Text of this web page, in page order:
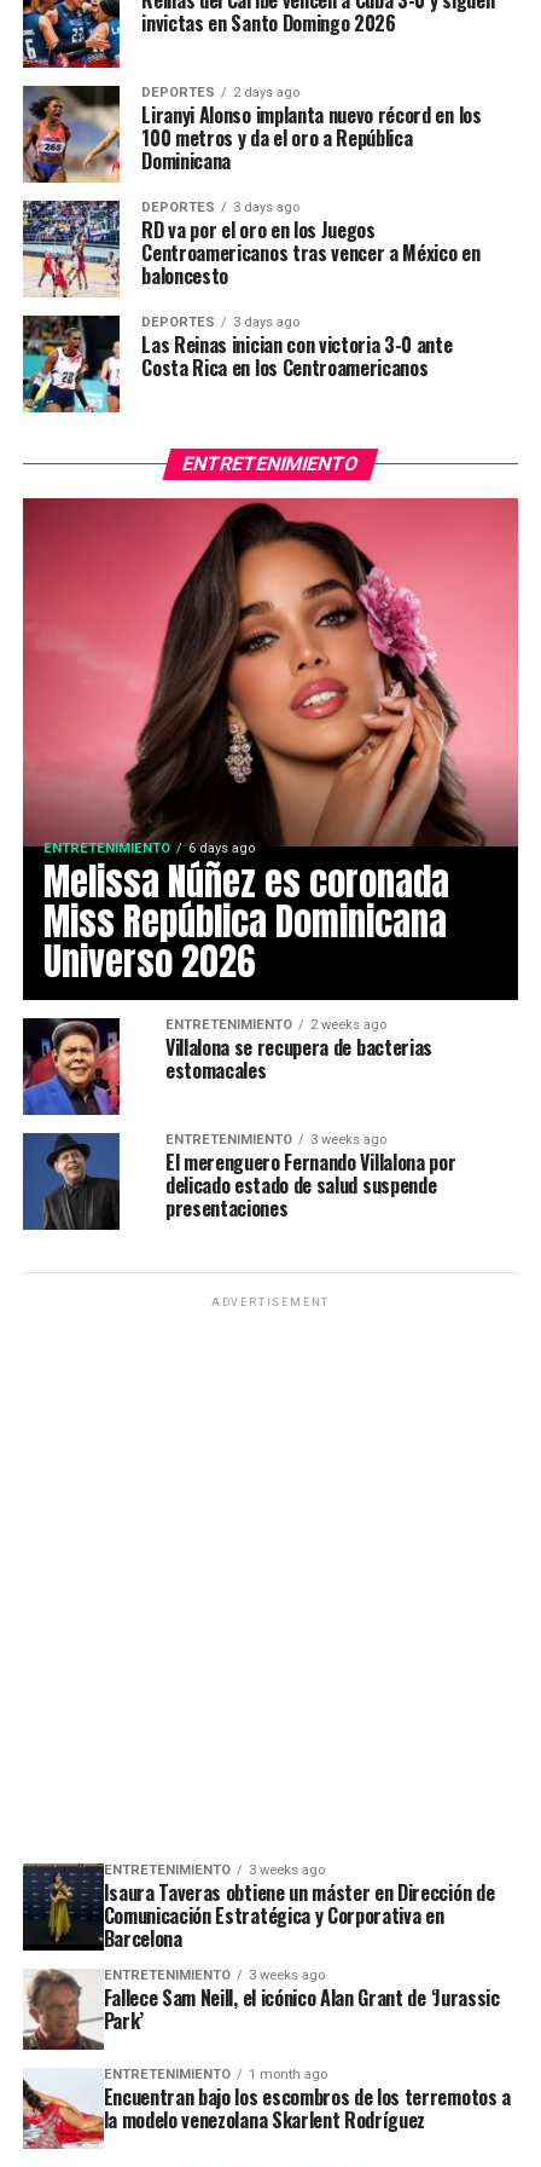
invictas en Santo Domingo 2026
DEPORTES 2 days ago
Liranyi Alonso implanta nuevo récord en los
100 metros y da el oro a República
Dominicana
DEPORTES 3 days ago
RD va por el oro en los Juegos
Centroamericanos tras vencer a México en
baloncesto
DEPORTES 3 days ago
Las Reinas inician con victoria 3-0 ante
Costa Rica en los Centroamericanos
ENTRETENIMIENTO
ENTRETENIMIENTO 6 days ago
Melissa Núñez es coronada
Miss República Dominicana
Universo 2026
ENTRETENIMIENTO 2 weeks ago
Villalona se recupera de bacterias
estomacales
ENTRETENIMIENTO 3 weeks ago
El merenguero Fernando Villalona por
delicado estado de salud suspende
presentaciones
ADVERTISEMENT
ENTRETENIMIENTO 3 weeks ago
Isaura Taveras obtiene un máster en Dirección de
Comunicación Estratégica y Corporativa en
Barcelona
ENTRETENIMIENTO 3 weeks ago
Fallece Sam Neill, el icónico Alan Grant de ‘Jurassic
Park’
ENTRETENIMIENTO 1 month ago
Encuentran bajo los escombros de los terremotos a
la modelo venezolana Skarlent Rodríguez